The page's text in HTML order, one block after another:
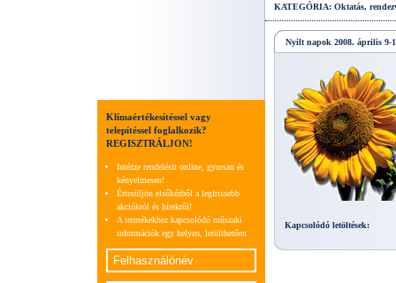
Klímaértékesítéssel vagy
telepítéssel foglalkozik?
REGISZTRÁLJON!
Intézze rendelésit online, gyorsan és
kényelmesen!
Értesüljön elsőkézből a legfrissebb
akciókról és hírekről!
A termékekhez kapcsolódó műszaki
információk egy helyen, letölthetően
KATEGÓRIA: Oktatás,
Nyilt napok 2008. április 9-
Kapcsolódó letöltések: